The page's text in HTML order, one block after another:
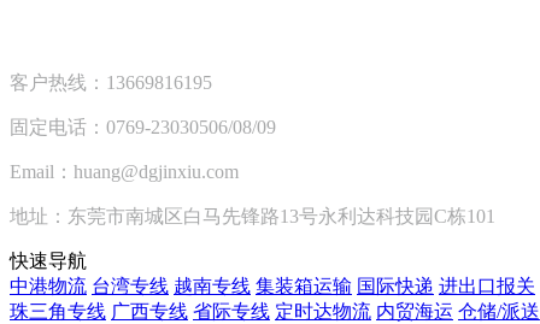
客户热线：13669816195
固定电话：0769-23030506/08/09
Email：huang@dgjinxiu.com
地址：东莞市南城区白马先锋路13号永利达科技园C栋101
快速导航
中港物流 台湾专线 越南专线 集装箱运输 国际快递 进出口报关
珠三角专线 广西专线 省际专线 定时达物流 内贸海运 仓储/派送